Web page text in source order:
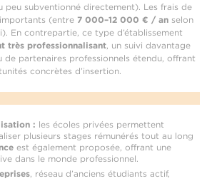
peu subventionné directement). Les frais de
(entre 7 000–12 000 € / an selon
En contrepartie, ce type d’établissement
très professionnalisant, un suivi davantage
de partenaires professionnels étendu, offrant
concrètes d’insertion.
: les écoles privées permettent
plusieurs stages rémunérés tout au long
est également proposée, offrant une
dans le monde professionnel.
, réseau d’anciens étudiants actif,